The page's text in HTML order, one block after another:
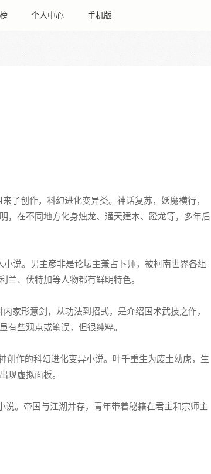
个人中心 手机版
来了创作，科幻进化变异类。神话复苏，妖魔横行，
，在不同地方化身烛龙、通天建木、蹬龙等，多年后
说。男主彦非是论坛主兼占卜师，被柯南世界各组
兰、伏特加等人物都有鲜明特色。
家形意剑，从功法到招式，是介绍国术武技之作，
有些观点或笔误，但很纯粹。
创作的科幻进化变异小说。叶千重生为废土幼虎，生
现虚拟面板。
说。帝国与江湖并存，青年带着秘籍在君主和宗师主